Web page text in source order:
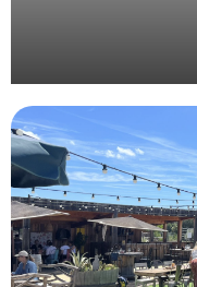
Organisation
l’Union